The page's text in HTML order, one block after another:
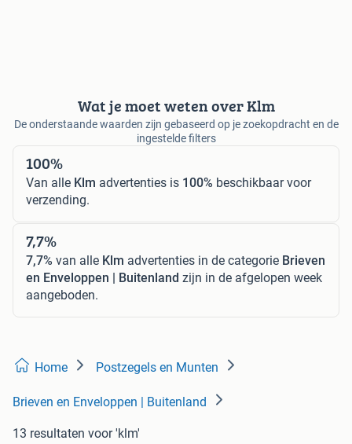
Wat je moet weten over Klm
De onderstaande waarden zijn gebaseerd op je zoekopdracht en de
ingestelde filters
100%
Van alle Klm advertenties is 100% beschikbaar voor
verzending.
7,7%
7,7% van alle Klm advertenties in de categorie Brieven
en Enveloppen | Buitenland zijn in de afgelopen week
aangeboden.
Home Postzegels en Munten
Brieven en Enveloppen | Buitenland
13 resultaten voor 'klm'